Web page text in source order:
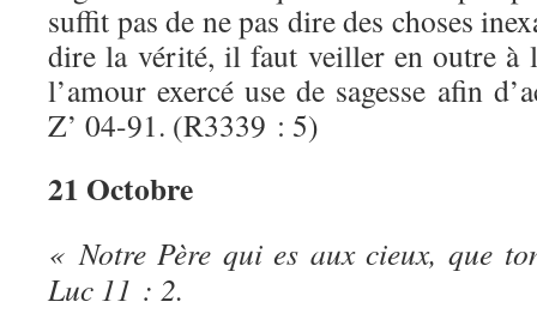
suffit pas de ne pas dire des choses
dire la vérité, il faut veiller en outre à
l’amour exercé use de sagesse afin
Z’ 04-91. (R3339 : 5)
21 Octobre
« Notre Père qui es aux cieux, que
Luc 11 : 2.